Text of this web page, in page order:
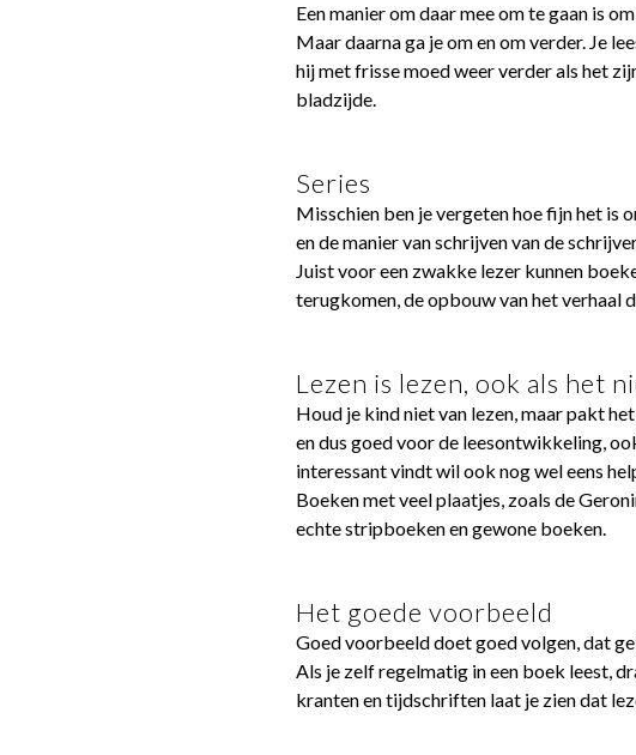
Een manier om daar mee om te gaan is
Maar daarna ga je om en om verder. Je
hij met frisse moed weer verder als het
bladzijde.
Series
Misschien ben je vergeten hoe fijn het is
en de manier van schrijven van de
Juist voor een zwakke lezer kunnen
terugkomen, de opbouw van het verhaal
Lezen is lezen, ook als het
Houd je kind niet van lezen, maar pakt
en dus goed voor de leesontwikkeling,
interessant vindt wil ook nog wel eens
Boeken met veel plaatjes, zoals de
echte stripboeken en gewone boeken.
Het goede voorbeeld
Goed voorbeeld doet goed volgen, dat
Als je zelf regelmatig in een boek leest,
kranten en tijdschriften laat je zien dat